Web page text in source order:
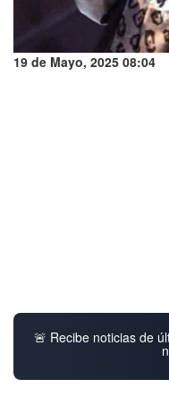
19 de Mayo, 2025 08:04
🚨 Recibe noticias de